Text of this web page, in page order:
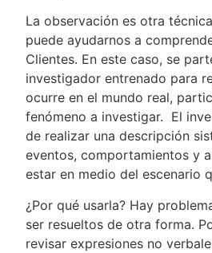
La observación es otra
puede ayudarnos a
Clientes. En este caso, se
investigador entrenado para
ocurre en el mundo real,
fenómeno a investigar. El
de realizar una descripción
eventos, comportamientos y
estar en medio del escenario
¿Por qué usarla? Hay
ser resueltos de otra forma.
revisar expresiones no